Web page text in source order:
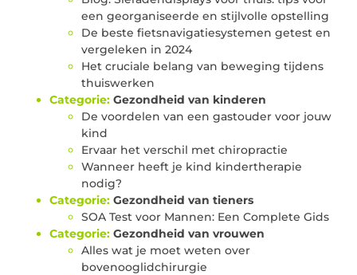
een georganiseerde en stijlvolle opstelling
De beste fietsnavigatiesystemen getest en
vergeleken in 2024
Het cruciale belang van beweging tijdens
thuiswerken
Categorie: Gezondheid van kinderen
De voordelen van een gastouder voor jouw
kind
Ervaar het verschil met chiropractie
Wanneer heeft je kind kindertherapie
nodig?
Categorie: Gezondheid van tieners
SOA Test voor Mannen: Een Complete Gids
Categorie: Gezondheid van vrouwen
Alles wat je moet weten over
bovenooglidchirurgie